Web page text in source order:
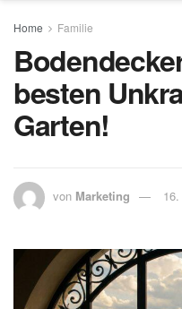
Home Familie
besten
Garten!
von Marketing